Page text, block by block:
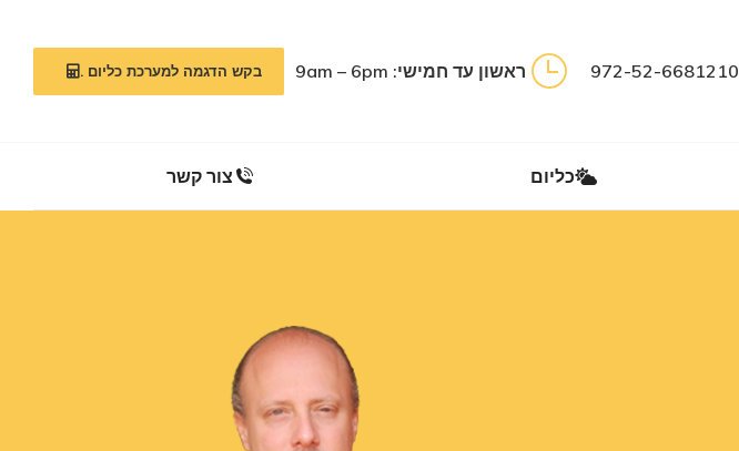
972-52-6681210 ראשון עד חמישי: 9am – 6pm בקש הדגמה למערכת כליום .
כליום צור קשר